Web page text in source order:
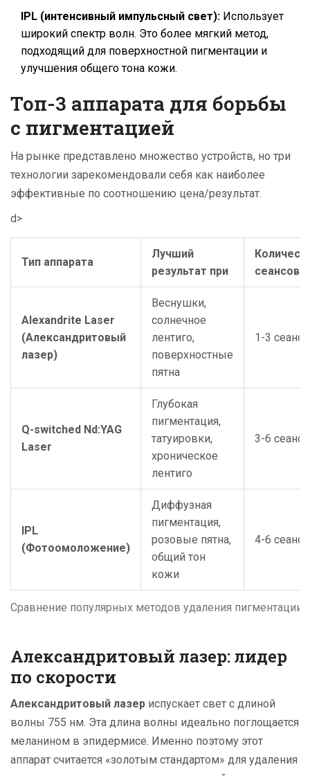
IPL (интенсивный импульсный свет): Использует
широкий спектр волн. Это более мягкий метод,
подходящий для поверхностной пигментации и
улучшения общего тона кожи.
Топ-3 аппарата для борьбы
с пигментацией
На рынке представлено множество устройств, но три
технологии зарекомендовали себя как наиболее
эффективные по соотношению цена/результат.
d>
Сравнение популярных методов удаления пигментации
Тип аппарата
Лучший
результат при
сеансов
Alexandrite Laser
(Александритовый
лазер)
Веснушки,
солнечное
лентиго,
поверхностные
пятна
1-3 сеанса
Q-switched Nd:YAG
Laser
Глубокая
пигментация,
татуировки,
хроническое
лентиго
3-6
IPL
(Фотоомоложение)
Диффузная
пигментация,
розовые пятна,
общий тон
кожи
4-6
Александритовый лазер: лидер
по скорости
Александритовый лазер испускает свет с длиной
волны 755 нм. Эта длина волны идеально поглощается
меланином в эпидермисе. Именно поэтому этот
аппарат считается «золотым стандартом» для удаления